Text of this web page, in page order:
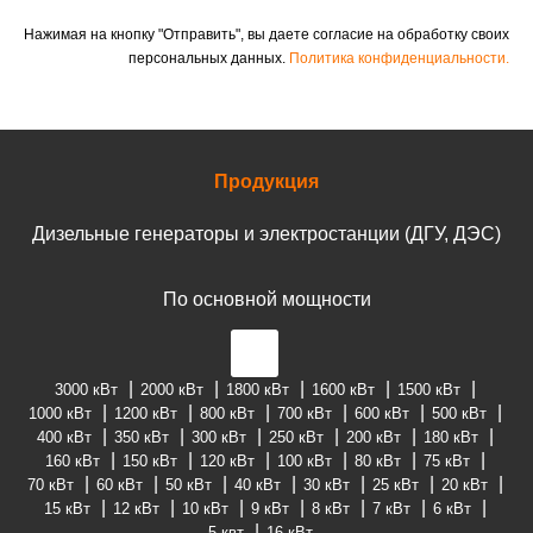
Нажимая на кнопку "Отправить", вы даете согласие на обработку своих
персональных данных. Политика конфиденциальности.
Продукция
Дизельные генераторы и электростанции (ДГУ, ДЭС)
По основной мощности
3000 кВт 2000 кВт 1800 кВт 1600 кВт
1500 кВт
1000 кВт
1200 кВт 800 кВт 700 кВт 600 кВт
500 кВт
400 кВт
350 кВт 300 кВт 250 кВт 200 кВт
180 кВт
160 кВт
150 кВт 120 кВт 100 кВт 80 кВт
75 кВт
70 кВт
60 кВт 50 кВт 40 кВт 30 кВт 25 кВт
20 кВт
15 кВт
12 кВт 10 кВт 9 кВт 8 кВт 7 кВт
6 кВт